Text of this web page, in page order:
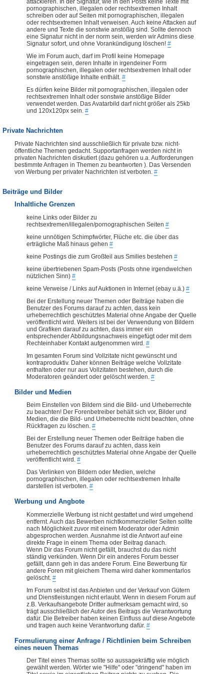
attackieren. In der Signatur, wie in den Posts keine Texte mit
pornographischen, illegalen oder rechtsextremen Inhalt
schreiben oder auf Seiten mit pornographischen, illegalen
oder rechtsextremen Inhalt verweisen. Auch keine Attacken auf
andere und Texte die sonstwie anstößig sind. Sollte dennoch
eine Signatur nicht in der norm sein, werden wir Admins diese
Signatur sofort, und ohne Vorankündigung löschen! #
Wie im Forum auch, darf im Profil keine Homepage
eingetragen sein, deren Inhalte in irgendeiner Form
pornographischen, illegalen oder rechtsextremen Inhalt oder
sonstwie anstößige Inhalte enthält. #
Es dürfen keine Bilder mit pornographischen, illegalen oder
rechtsextremen Inhalt oder sonstwie anstößige Bilder
verwendet werden. Das Avatarbild darf nicht größer als 25kb
und 120x120px sein. #
Private Nachrichten
Private Nachrichten sind ausschließlich für private bzw. nicht-
öffentliche Themen gedacht. Supportanfragen werden nicht in
privaten Nachrichten diskutiert (dazu gehören u.a. Aufforderungen
bestimmte Anfragen in Themen zu beantworten ). Das Versenden
von Werbung per privater Nachrichten ist verboten. #
Beiträge und Bilder
Inhaltliche Grenzen
keine Links oder Bilder zu
rechtsextremen/illegalen/pornographischen Seiten #
keine unnötigen Schimpfwörter, Flüche etc. die über das
erträgliche Maß hinaus gehen #
keine Postings die zum Großteil aus Smilies bestehen #
keine übertriebenen Spam-Posts (Posts ohne irgendwelchen
nützlichen Sinn) #
keine Verweise / Links auf Auktionen in Internet (ebay u.ä.) #
Bei der Erstellung neuer Themen oder Beiträge haben die
Benutzer des Forums darauf zu achten, dass kein
urheberrechtlich geschütztes Material ohne Angabe der Quelle
veröffentlicht wird. Weiters ist bei der Verwendung von Bildern
und Grafiken darauf zu achten, dass immer ein
entsprechender Abbildungsnachweis eingefügt oder mit dem
Rechteinhaber Kontakt aufgenommen wird. #
Im gesamten Forum sind Vollzitate nicht gewünscht und
kontraproduktiv. Daher können Beiträge welche Vollzitate
enthalten oder nur aus Vollzitaten bestehen, durch die
Moderatoren geändert oder gelöscht werden. #
Bilder und Medien
Beim Einstellen von Bildern sind die Bild- und Urheberrechte
zu beachten! Der Forenbetreiber behält sich vor, Bilder und
Medien, die die Bild- und Urheberrechte nicht beachten, ohne
Rückfragen zu löschen. #
Bei der Erstellung neuer Themen oder Beiträge haben die
Benutzer des Forums darauf zu achten, dass kein
urheberrechtlich geschütztes Material ohne Angabe der Quelle
veröffentlicht wird. #
Das Verlinken von Bildern oder Medien, welche
pornographischen, illegalen oder rechtsextremen Inhalte
darstellen ist verboten. #
Werbung und Angbote
Kommerzielle Werbung ist nicht gestattet und wird umgehend
entfernt. Auch das Bewerben nichtkommerzieller Seiten sollte
nach Möglichkeit zuvor mit einem Moderator oder Admin
abgesprochen werden. Ausnahme ist die Antwort auf eine
direkte Frage in einem Thema oder Beitrag danach.
Wenn Dir das Forum nicht gefällt, brauchst du das nicht
ständig verkünden. Wenn Dir ein anderes Forum besser
gefällt, dann geh in das andere Forum. Eine Bewerbung für
andere Foren mit gleichem Thema wird daher kommentarlos
gelöscht. #
Im Forum selbst ist das Anbieten und der Verkauf von Gütern
und Dienstleistungen nicht erlaubt. Wenn in diesem Forum auf
z.B. Verkaufsangebote Dritter aufmerksam gemacht wird, so
trägt ausschließlich der Autor des Beitrags die Verantwortung
dafür. Die Betreiber haben keinen Einfluss auf diese Angebote
und tragen auch keine Verantwortung dafür. #
Formulierung einer Anfrage / Richtlinien beim Schreiben
eines neuen Themas
Der Titel eines Themas sollte so aussagekräftig wie möglich
gewählt werden. Wörter wie "Hilfe" oder "dringend" haben im